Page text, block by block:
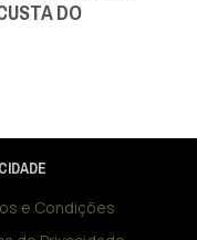
DO
e Condições